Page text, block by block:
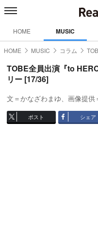
HOME MUSIC
HOME MUSIC コラム
TOBE全員出演『to
リー [17/36]
文＝かなざわまゆ、画像提
ポスト シェア